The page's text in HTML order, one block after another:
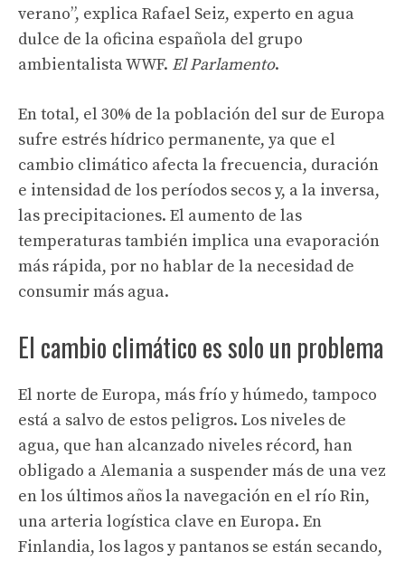
verano”, explica Rafael Seiz, experto en agua
dulce de la oficina española del grupo
ambientalista WWF. El Parlamento.
En total, el 30% de la población del sur de Europa
sufre estrés hídrico permanente, ya que el
cambio climático afecta la frecuencia, duración
e intensidad de los períodos secos y, a la inversa,
las precipitaciones. El aumento de las
temperaturas también implica una evaporación
más rápida, por no hablar de la necesidad de
consumir más agua.
El cambio climático es solo un problema
El norte de Europa, más frío y húmedo, tampoco
está a salvo de estos peligros. Los niveles de
agua, que han alcanzado niveles récord, han
obligado a Alemania a suspender más de una vez
en los últimos años la navegación en el río Rin,
una arteria logística clave en Europa. En
Finlandia, los lagos y pantanos se están secando,